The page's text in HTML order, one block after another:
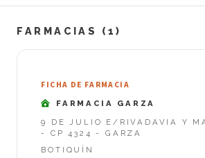
FARMACIAS (1)
FICHA DE FARMACIA
FARMACIA GARZA
9 DE JULIO E/RIVADAVIA Y
- CP 4324 - GARZA
BOTIQUÍN